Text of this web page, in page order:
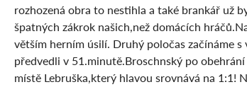
rozhozená obra to nestihla a také brankář už
špatných zákrok našich,než domácích
větším herním úsilí. Druhý poločas začínáme
předvedli v 51.minutě.Broschnský po
místě Lebruška,který hlavou srovnává na 1:1!